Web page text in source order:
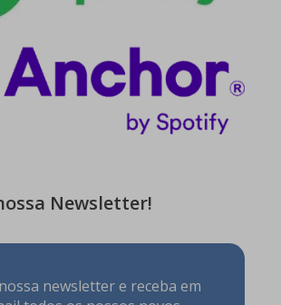
Newsletter!
newsletter e receba em